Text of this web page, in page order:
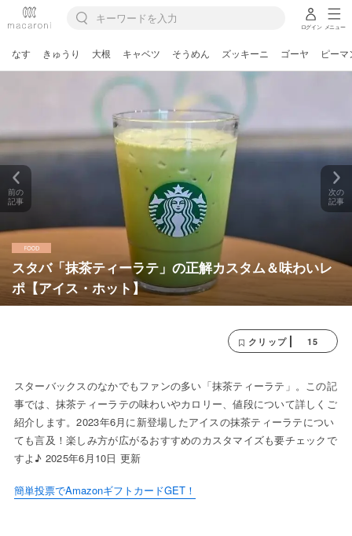
ログイン メニュー
なす きゅうり 大根 キャベツ そうめん ズッキーニ ゴーヤ ピーマ
スタバ「抹茶ティーラテ」の正解カスタム＆味わいレ
ポ【アイス・ホット】
前の
記事
次の
記事
クリップ 15
スターバックスのなかでもファンの多い「抹茶ティーラテ」。この記
事では、抹茶ティーラテの味わいやカロリー、値段について詳しくご
紹介します。2023年6月に新登場したアイスの抹茶ティーラテについ
ても言及！楽しみ方が広がるおすすめのカスタマイズも要チェックで
すよ♪ 2025年6月10日 更新
簡単投票でAmazonギフトカードGET！